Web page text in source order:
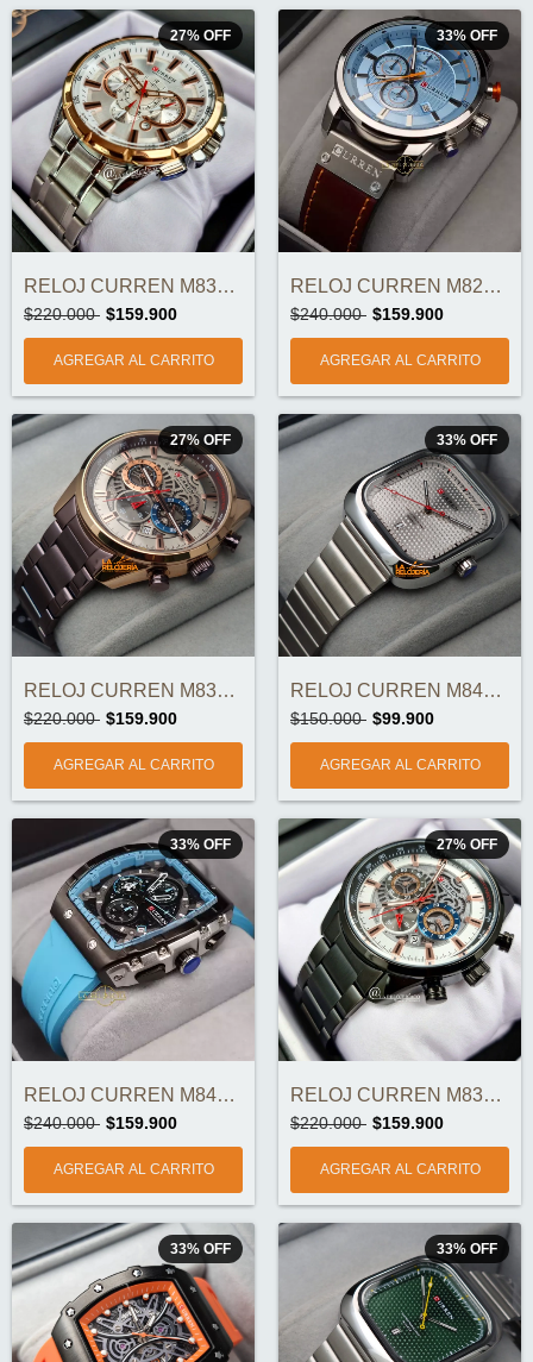
27% OFF
RELOJ CURREN M8363-3 CRONOGRAFOS ORIGINA...
$220.000 $159.900
33% OFF
RELOJ CURREN M8291-5 CRONOGRAFOS ORIGINA...
$240.000 $159.900
27% OFF
RELOJ CURREN M8391-4 CRONOGRAFOS ORIGINA...
$220.000 $159.900
33% OFF
RELOJ CURREN M8460 ORIGINAL
$150.000 $99.900
33% OFF
RELOJ CURREN M8442-1 CRONOGRAFOS ORIGINA...
$240.000 $159.900
27% OFF
RELOJ CURREN M8391-3 CRONOGRAFOS ORIGINA...
$220.000 $159.900
33% OFF 33% OFF